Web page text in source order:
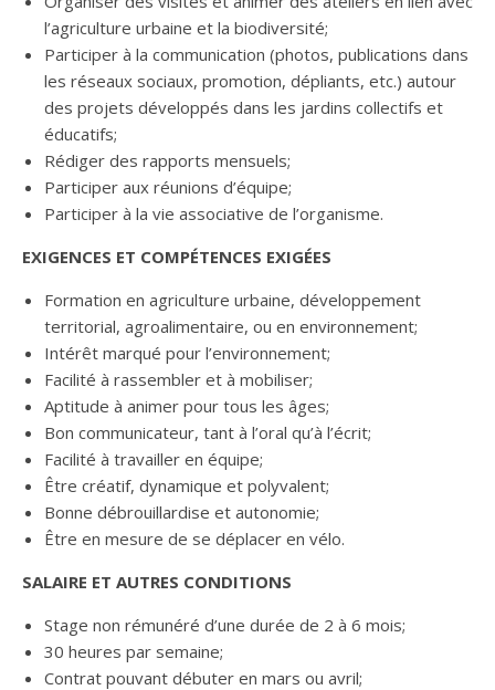
l’agriculture urbaine et la biodiversité;
Participer à la communication (photos, publications dans
les réseaux sociaux, promotion, dépliants, etc.) autour
des projets développés dans les jardins collectifs et
éducatifs;
Rédiger des rapports mensuels;
Participer aux réunions d’équipe;
Participer à la vie associative de l’organisme.
EXIGENCES ET COMPÉTENCES EXIGÉES
Formation en agriculture urbaine, développement
territorial, agroalimentaire, ou en environnement;
Intérêt marqué pour l’environnement;
Facilité à rassembler et à mobiliser;
Aptitude à animer pour tous les âges;
Bon communicateur, tant à l’oral qu’à l’écrit;
Facilité à travailler en équipe;
Être créatif, dynamique et polyvalent;
Bonne débrouillardise et autonomie;
Être en mesure de se déplacer en vélo.
SALAIRE ET AUTRES CONDITIONS
Stage non rémunéré d’une durée de 2 à 6 mois;
30 heures par semaine;
Contrat pouvant débuter en mars ou avril;